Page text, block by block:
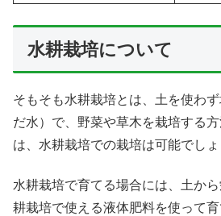
水耕栽培について
そもそも水耕栽培とは、土を使わ
だ水）で、野菜や草木を栽培する
は、水耕栽培での栽培は可能でしょ
水耕栽培で育てる場合には、土か
耕栽培で使える液体肥料を使って育